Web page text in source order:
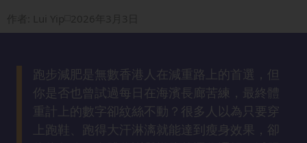
印
知
識
跑步減肥是無數香港人在減重路上的首選，但
你是否也曾試過每日在海濱長廊苦練，最終體
重計上的數字卻紋絲不動？很多人以為只要穿
上跑鞋、跑得大汗淋漓就能達到瘦身效果，卻